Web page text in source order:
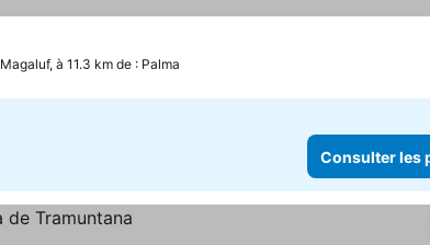
Magaluf, à 11.3 km de : Palma
Consulter les